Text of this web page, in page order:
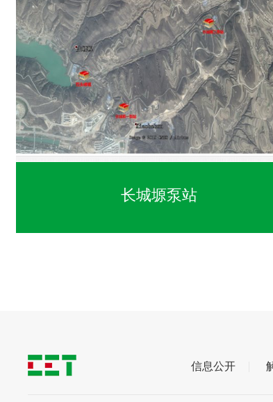
长城塬泵站
信息公开